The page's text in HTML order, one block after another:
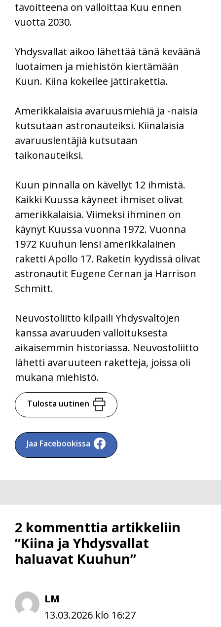
tavoitteena on valloittaa Kuu ennen
vuotta 2030.
Yhdysvallat aikoo lähettää tänä keväänä
luotaimen ja miehistön kiertämään
Kuun. Kiina kokeilee jättirakettia.
Amerikkalaisia avaruusmiehiä ja -naisia
kutsutaan astronauteiksi. Kiinalaisia
avaruuslentäjiä kutsutaan
taikonauteiksi.
Kuun pinnalla on kävellyt 12 ihmistä.
Kaikki Kuussa käyneet ihmiset olivat
amerikkalaisia. Viimeksi ihminen on
käynyt Kuussa vuonna 1972. Vuonna
1972 Kuuhun lensi amerikkalainen
raketti Apollo 17. Raketin kyydissä olivat
astronautit Eugene Cernan ja Harrison
Schmitt.
Neuvostoliitto kilpaili Yhdysvaltojen
kanssa avaruuden valloituksesta
aikaisemmin historiassa. Neuvostoliitto
lähetti avaruuteen raketteja, joissa oli
mukana miehistö.
Tulosta uutinen
Jaa Facebookissa
2 kommenttia artikkeliin
”Kiina ja Yhdysvallat
haluavat Kuuhun”
LM
13.03.2026 klo 16:27